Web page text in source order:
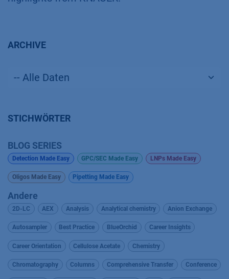
ARCHIVE
STICHWÖRTER
BLOG SERIES
Detection Made Easy GPC/SEC Made Easy LNPs Made Easy
Oligos Made Easy Pipetting Made Easy
Andere
2D-LC AEX Analysis Analytical chemistry Anion Exchange
Autosampler Best Practice BlueOrchid Career Insights
Career Orientation Cellulose Acetate Chemistry
Chromatography Columns Comprehensive Transfer Conference